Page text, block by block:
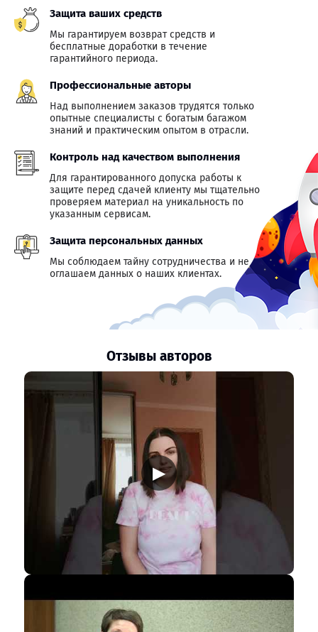
Защита ваших средств
Мы гарантируем возврат средств и
бесплатные доработки в течение
гарантийного периода.
Профессиональные авторы
Над выполнением заказов трудятся только
опытные специалисты с богатым багажом
знаний и практическим опытом в отрасли.
Контроль над качеством выполнения
Для гарантированного допуска работы к
защите перед сдачей клиенту мы тщательно
проверяем материал на уникальность по
указанным сервисам.
Защита персональных данных
Мы соблюдаем тайну сотрудничества и не
оглашаем данных о наших клиентах.
Отзывы авторов
▶